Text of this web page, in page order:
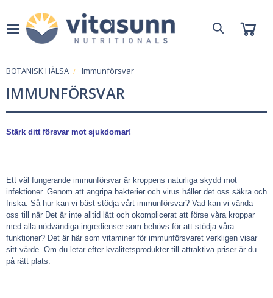
BOTANISK HÄLSA Immunförsvar
IMMUNFÖRSVAR
Stärk ditt försvar mot sjukdomar!
Ett väl fungerande immunförsvar är kroppens naturliga skydd mot
infektioner. Genom att angripa bakterier och virus håller det oss säkra och
friska. Så hur kan vi bäst stödja vårt immunförsvar? Vad kan vi vända
oss till när Det är inte alltid lätt och okomplicerat att förse våra kroppar
med alla nödvändiga ingredienser som behövs för att stödja våra
funktioner? Det är här som vitaminer för immunförsvaret verkligen visar
sitt värde. Om du letar efter kvalitetsprodukter till attraktiva priser är du
på rätt plats.